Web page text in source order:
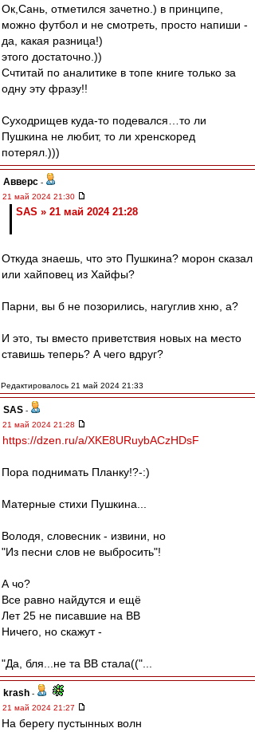
Ок,Сань, отметился зачетно.) в принципе,
можно футбол и не смотреть, просто напиши -
да, какая разница!)
этого достаточно.))
Счтитай по аналитике в топе книге только за
одну эту фразу!!
Суходрищев куда-то подевался…то ли
Пушкина не любит, то ли хренскоред
потерял.)))
Авверс -
21 май 2024 21:30
SAS » 21 май 2024 21:28
Откуда знаешь, что это Пушкина? морон сказал
или хайповец из Хайфы?
Парни, вы б не позорились, нагуглив хню, а?
И это, ты вместо приветствия новых на место
ставишь теперь? А чего вдруг?
Редактировалось 21 май 2024 21:33
SAS -
21 май 2024 21:28
https://dzen.ru/a/XKE8URuybACzHDsF
Пора поднимать Планку!?-:)
Матерные стихи Пушкина...
Володя, словесник - извини, но
"Из песни слов не выбросить"!
А чо?
Все равно найдутся и ещё
Лет 25 не писавшие на ВВ
Ничего, но скажут -
"Да, бля...не та ВВ стала(("...
krash -
21 май 2024 21:27
На берегу пустынных волн